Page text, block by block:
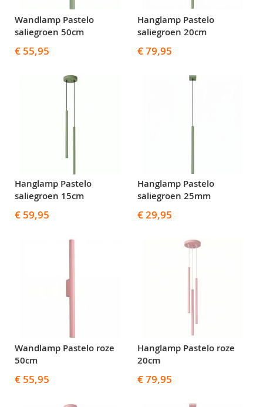
Wandlamp Pastelo
saliegroen 50cm
€ 55,95
Hanglamp Pastelo
saliegroen 20cm
€ 79,95
Hanglamp Pastelo
saliegroen 15cm
€ 59,95
Hanglamp Pastelo
saliegroen 25mm
€ 29,95
Wandlamp Pastelo roze
50cm
€ 55,95
Hanglamp Pastelo roze
20cm
€ 79,95